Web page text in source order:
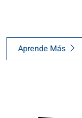
Aprende Más